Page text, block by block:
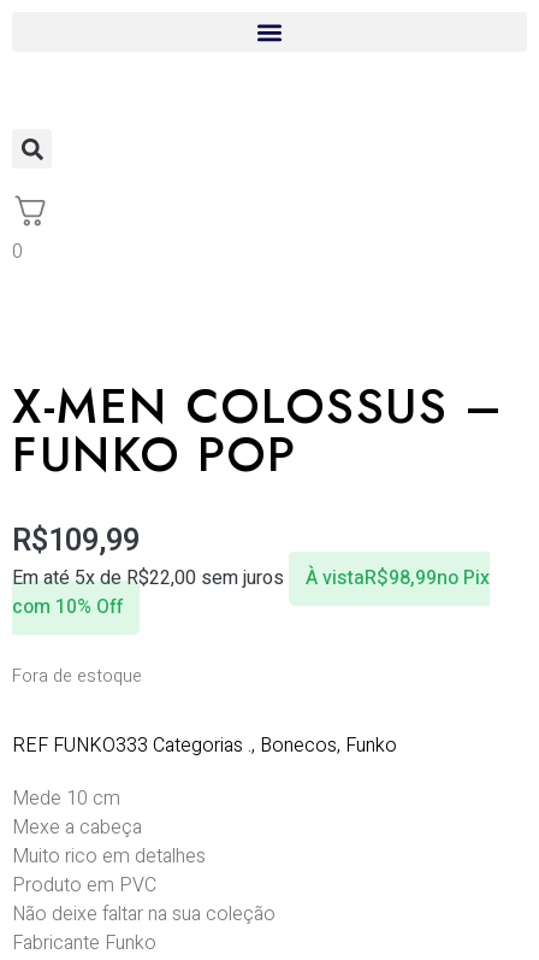
0
X-MEN COLOSSUS –
FUNKO POP
R$109,99
Em até 5x deR$22,00 sem juros À vistaR$98,99no Pix
com 10% Off
Fora de estoque
REF FUNKO333 Categorias ., Bonecos, Funko
Mede 10 cm
Mexe a cabeça
Muito rico em detalhes
Produto em PVC
Não deixe faltar na sua coleção
Fabricante Funko